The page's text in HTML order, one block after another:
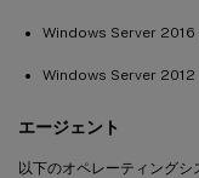
Windows Server 2016
Windows Server 2012
エージェント
以下のオペレーティングシ